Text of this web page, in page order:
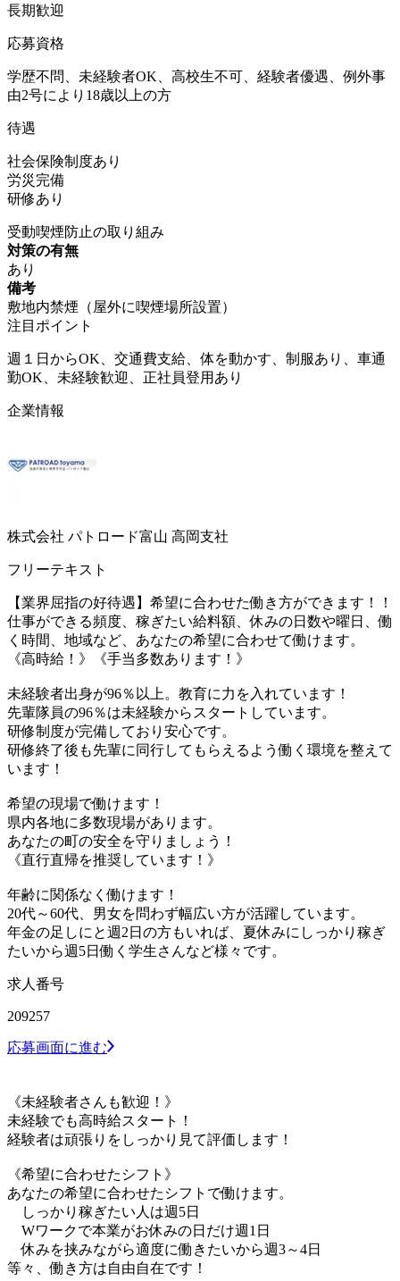
長期歓迎
応募資格
学歴不問、未経験者OK、高校生不可、経験者優遇、例外事
由2号により18歳以上の方
待遇
社会保険制度あり
労災完備
研修あり
受動喫煙防止の取り組み
対策の有無
あり
備考
敷地内禁煙（屋外に喫煙場所設置）
注目ポイント
週１日からOK、交通費支給、体を動かす、制服あり、車通
勤OK、未経験歓迎、正社員登用あり
企業情報
株式会社 パトロード富山 高岡支社
フリーテキスト
【業界屈指の好待遇】希望に合わせた働き方ができます！！
仕事ができる頻度、稼ぎたい給料額、休みの日数や曜日、働
く時間、地域など、あなたの希望に合わせて働けます。
《高時給！》《手当多数あります！》
未経験者出身が96％以上。教育に力を入れています！
先輩隊員の96％は未経験からスタートしています。
研修制度が完備しており安心です。
研修終了後も先輩に同行してもらえるよう働く環境を整えて
います！
希望の現場で働けます！
県内各地に多数現場があります。
あなたの町の安全を守りましょう！
《直行直帰を推奨しています！》
年齢に関係なく働けます！
20代～60代、男女を問わず幅広い方が活躍しています。
年金の足しにと週2日の方もいれば、夏休みにしっかり稼ぎ
たいから週5日働く学生さんなど様々です。
求人番号
209257
応募画面に進む
《未経験者さんも歓迎！》
未経験でも高時給スタート！
経験者は頑張りをしっかり見て評価します！
《希望に合わせたシフト》
あなたの希望に合わせたシフトで働けます。
しっかり稼ぎたい人は週5日
Wワークで本業がお休みの日だけ週1日
休みを挟みながら適度に働きたいから週3～4日
等々、働き方は自由自在です！